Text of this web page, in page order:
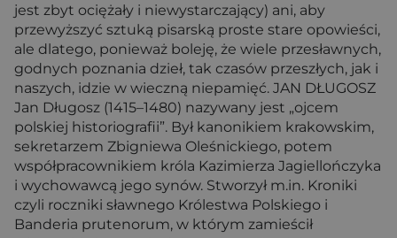
jest zbyt ociężały i niewystarczający) ani, aby
przewyższyć sztuką pisarską proste stare opowieści,
ale dlatego, ponieważ boleję, że wiele przesławnych,
godnych poznania dzieł, tak czasów przeszłych, jak i
naszych, idzie w wieczną niepamięć. JAN DŁUGOSZ
Jan Długosz (1415–1480) nazywany jest „ojcem
polskiej historiografii”. Był kanonikiem krakowskim,
sekretarzem Zbigniewa Oleśnickiego, potem
współpracownikiem króla Kazimierza Jagiellończyka
i wychowawcą jego synów. Stworzył m.in. Kroniki
czyli roczniki sławnego Królestwa Polskiego i
Banderia prutenorum, w którym zamieścił